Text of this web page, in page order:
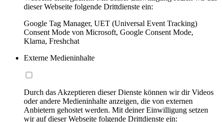
dieser Webseite folgende Drittdienste ein:
Google Tag Manager, UET (Universal Event Tracking)
Consent Mode von Microsoft, Google Consent Mode,
Klarna, Freshchat
Externe Medieninhalte
Durch das Akzeptieren dieser Dienste können wir dir Videos
oder andere Medieninhalte anzeigen, die von externen
Anbietern gehostet werden. Mit deiner Einwilligung setzen
wir auf dieser Webseite folgende Drittdienste ein: